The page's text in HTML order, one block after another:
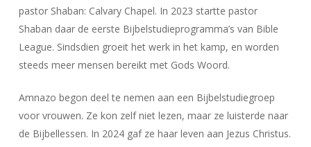
pastor Shaban: Calvary Chapel. In 2023 startte pastor
Shaban daar de eerste Bijbelstudieprogramma’s van Bible
League. Sindsdien groeit het werk in het kamp, en worden
steeds meer mensen bereikt met Gods Woord.
Amnazo begon deel te nemen aan een Bijbelstudiegroep
voor vrouwen. Ze kon zelf niet lezen, maar ze luisterde naar
de Bijbellessen. In 2024 gaf ze haar leven aan Jezus Christus.